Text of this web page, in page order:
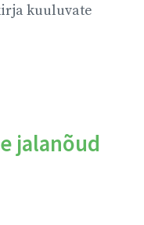
kuuluvate
jalanõud